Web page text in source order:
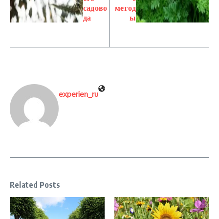
садово
да
метод
ы
experien_ru
Related Posts